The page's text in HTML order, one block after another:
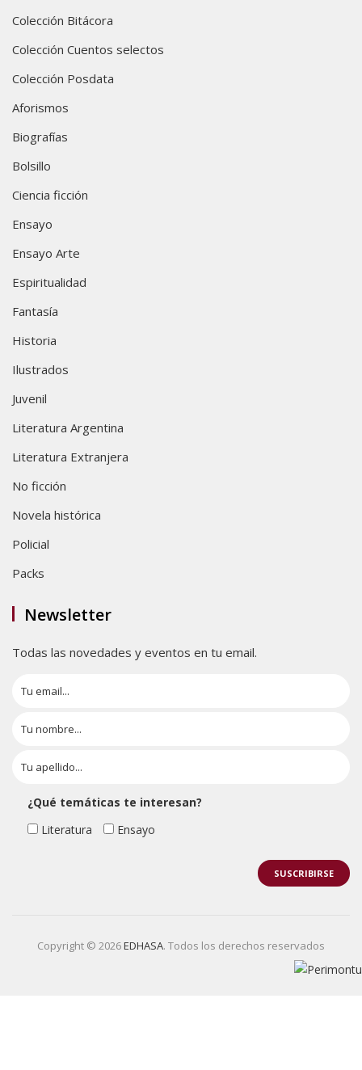
Colección Bitácora
Colección Cuentos selectos
Colección Posdata
Aforismos
Biografías
Bolsillo
Ciencia ficción
Ensayo
Ensayo Arte
Espiritualidad
Fantasía
Historia
Ilustrados
Juvenil
Literatura Argentina
Literatura Extranjera
No ficción
Novela histórica
Policial
Packs
Newsletter
Todas las novedades y eventos en tu email.
¿Qué temáticas te interesan?
Literatura
Ensayo
Copyright © 2026EDHASA. Todos los derechos reservados